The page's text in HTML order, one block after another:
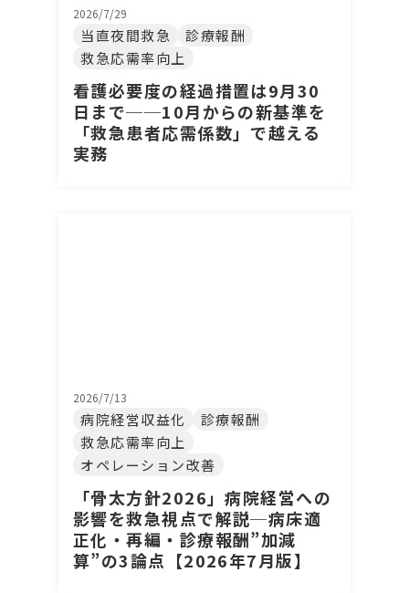
2026/7/29
当直夜間救急
診療報酬
救急応需率向上
看護必要度の経過措置は9月30
日まで──10月からの新基準を
「救急患者応需係数」で越える
実務
2026/7/13
病院経営収益化
診療報酬
救急応需率向上
オペレーション改善
「骨太方針2026」病院経営への
影響を救急視点で解説─病床適
正化・再編・診療報酬”加減
算”の3論点【2026年7月版】